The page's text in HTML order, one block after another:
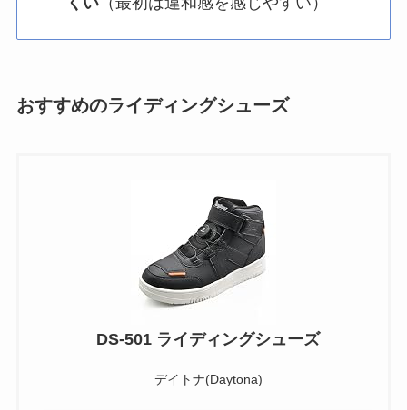
おすすめのライディングシューズ
DS-501 ライディングシューズ
デイトナ(Daytona)